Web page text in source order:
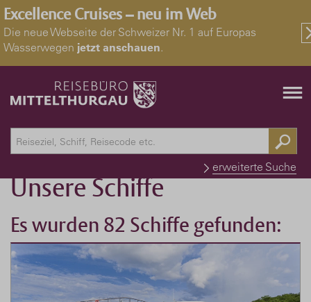
Excellence Cruises – neu im Web
Die neue Webseite der Schweizer Nr. 1 auf Europas
Wasserwegen jetzt anschauen.
erweiterte Suche
Schiffe und Reedereien
Unsere Schiffe
Es wurden 82 Schiffe gefunden: